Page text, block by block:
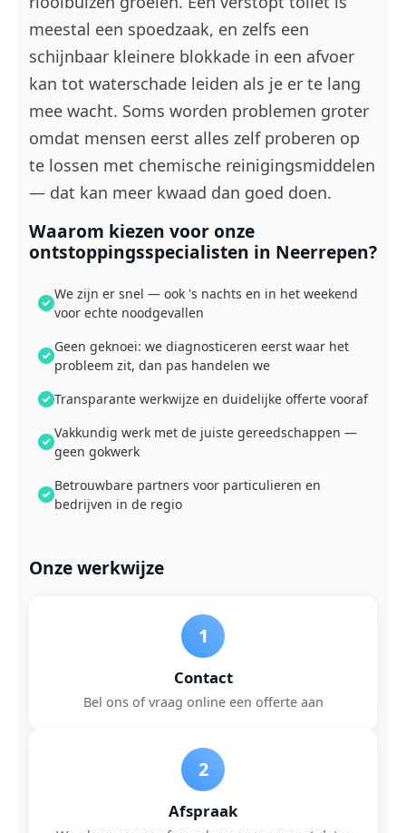
meestal een spoedzaak, en zelfs een
schijnbaar kleinere blokkade in een afvoer
kan tot waterschade leiden als je er te lang
mee wacht. Soms worden problemen groter
omdat mensen eerst alles zelf proberen op
te lossen met chemische reinigingsmiddelen
— dat kan meer kwaad dan goed doen.
Waarom kiezen voor onze
ontstoppingsspecialisten in Neerrepen?
We zijn er snel — ook 's nachts en in het weekend
voor echte noodgevallen
Geen geknoei: we diagnosticeren eerst waar het
probleem zit, dan pas handelen we
Transparante werkwijze en duidelijke offerte vooraf
Vakkundig werk met de juiste gereedschappen —
geen gokwerk
Betrouwbare partners voor particulieren en
bedrijven in de regio
Onze werkwijze
1
Contact
Bel ons of vraag online een offerte aan
2
Afspraak